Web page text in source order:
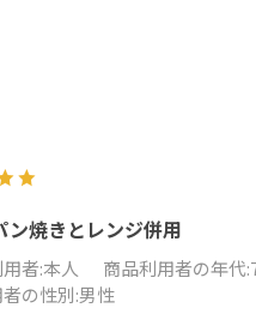
ン焼きとレンジ併用
者:本人 商品利用者の年代
の性別:男性